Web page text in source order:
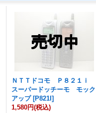
ＮＴＴドコモ Ｐ８２１ｉ
スーパードッチーモ モック
アップ [P821I ]
1,580円(税込)